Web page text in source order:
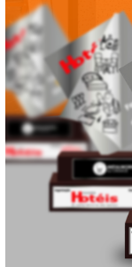
VEJA
TAMBÉM